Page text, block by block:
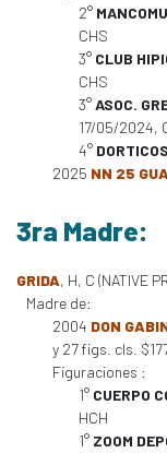
2°
CHS
3° CLUB
CHS
3°ASOC.
17/05/2024,
4° DORTICOS
2025 NN 25
3ra Madre:
GRIDA, H, C (NATIVE
Madre de:
2004 DON
y 27 figs. cls.
Figuraciones :
1° CUERPO
HCH
1° ZOOM